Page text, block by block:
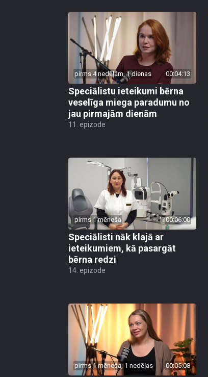
pirms 4 nedēļām, 1 dienas 00:04:13
Speciālistu ieteikumi bērna
veselīga miega paradumu no
jau pirmajām dienām
11. epizode
pirms 1 mēneša 00:06:00
Speciālisti nāk klajā ar
ieteikumiem, kā pasargāt
bērna redzi
14. epizode
pirms 1 mēneša, 1 nedēļas 00:05:08